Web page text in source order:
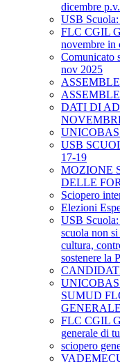
dicembre p.v.
USB Scuola:
FLC CGIL
novembre in
Comunicato
nov 2025
DATI DI
USB
17-19
MOZIONE
DELLE
Sciopero
Elezioni
USB
scuola non
cultura,
sostenere la
SUMUD
GENERALE
FLC CGIL
generale di
sciopero